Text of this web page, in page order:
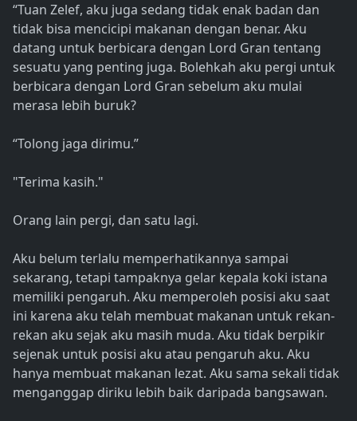
“Tuan Zelef, aku juga sedang tidak enak badan dan
tidak bisa mencicipi makanan dengan benar. Aku
datang untuk berbicara dengan Lord Gran tentang
sesuatu yang penting juga. Bolehkah aku pergi untuk
berbicara dengan Lord Gran sebelum aku mulai
merasa lebih buruk?
“Tolong jaga dirimu.”
"Terima kasih."
Orang lain pergi, dan satu lagi.
Aku belum terlalu memperhatikannya sampai
sekarang, tetapi tampaknya gelar kepala koki istana
memiliki pengaruh. Aku memperoleh posisi aku saat
ini karena aku telah membuat makanan untuk rekan-
rekan aku sejak aku masih muda. Aku tidak berpikir
sejenak untuk posisi aku atau pengaruh aku. Aku
hanya membuat makanan lezat. Aku sama sekali tidak
menganggap diriku lebih baik daripada bangsawan.